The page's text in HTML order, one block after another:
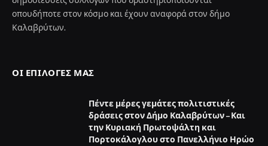
οπουδήποτε στον κόσμο και έχουν αναφορά στον δήμο
Καλαβρύτων.
ΟΙ ΕΠΙΛΟΓΈΣ ΜΑΣ
Πέντε μέρες γεμάτες πολιτιστικές
δράσεις στον Δήμο Καλαβρύτων – Και
την Κυριακή Πρωτοψάλτη και
Πορτοκάλογλου στο Πανελλήνιο Ηρώο